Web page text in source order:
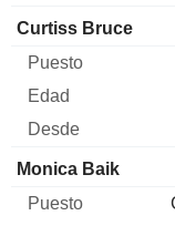
Curtiss Bruce
Monica Baik